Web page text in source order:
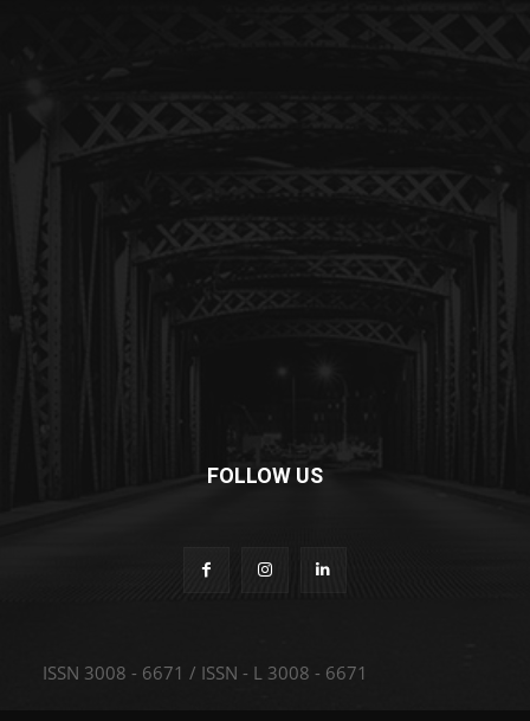
FOLLOW US
ISSN 3008 - 6671 / ISSN - L 3008 - 6671